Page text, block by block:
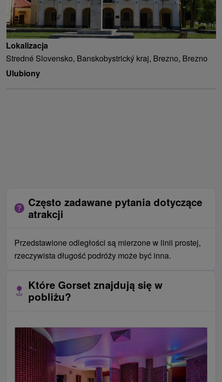
Lokalizacja
Stredné Slovensko, Banskobystrický kraj, Brezno, Brezno
Ulubiony
Często zadawane pytania dotyczące
atrakcji
Przedstawione odległości są mierzone w linii prostej,
rzeczywista długość podróży może być inna.
Które Gorset znajdują się w
pobliżu?